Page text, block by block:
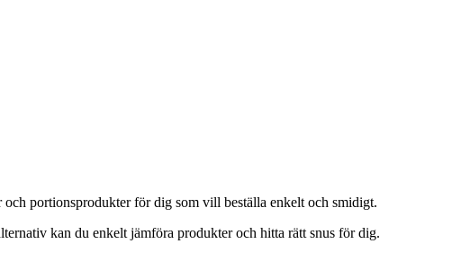
portionsprodukter för dig som vill beställa enkelt och smidigt.
kan du enkelt jämföra produkter och hitta rätt snus för dig.